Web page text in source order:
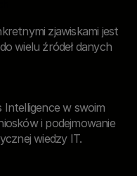
zjawiskami jest
wielu źródeł danych
Intelligence w swoim
i podejmowanie
wiedzy IT.